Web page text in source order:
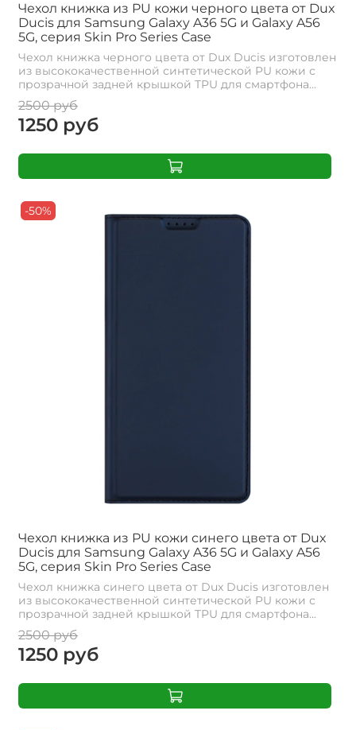
Чехол книжка из PU кожи черного цвета от Dux
Ducis для Samsung Galaxy A36 5G и Galaxy A56
5G, серия Skin Pro Series Case
Чехол книжка черного цвета от Dux Ducis изготовлен
из высококачественной синтетической PU кожи с
прозрачной задней крышкой TPU для смартфона...
2500 руб
1250 руб
-50%
Чехол книжка из PU кожи синего цвета от Dux
Ducis для Samsung Galaxy A36 5G и Galaxy A56
5G, серия Skin Pro Series Case
Чехол книжка синего цвета от Dux Ducis изготовлен
из высококачественной синтетической PU кожи с
прозрачной задней крышкой TPU для смартфона...
2500 руб
1250 руб